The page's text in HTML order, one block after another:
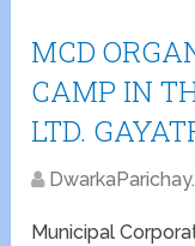
MCD
CAMP IN
LTD.
Municipal